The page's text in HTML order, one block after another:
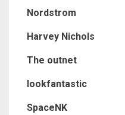
Nordstrom
Harvey Nichols
The outnet
lookfantastic
SpaceNK